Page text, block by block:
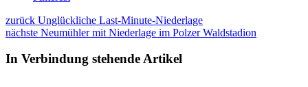
zurück Unglückliche Last-Minute-Niederlage
nächste Neumühler mit Niederlage im Polzer Waldstadion
In Verbindung stehende Artikel